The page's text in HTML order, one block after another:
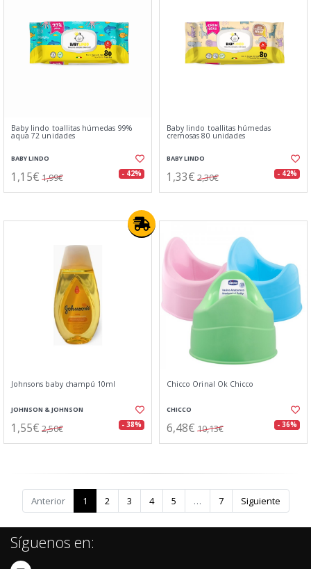
Baby lindo toallitas húmedas 99%
aqua 72 unidades
BABY LINDO
1,15€ 1,99€ - 42%
Baby lindo toallitas húmedas
cremosas 80 unidades
BABY LINDO
1,33€ 2,30€ - 42%
Johnsons baby champú 10ml
JOHNSON & JOHNSON
1,55€ 2,50€ - 38%
Chicco Orinal Ok Chicco
CHICCO
6,48€ 10,13€ - 36%
Anterior 1 2 3 4 5 … 7 Siguiente
Síguenos en: